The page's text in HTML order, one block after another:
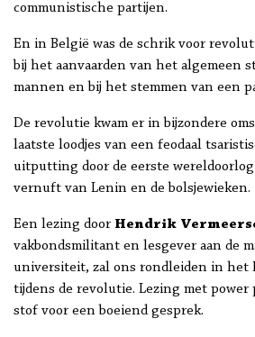
communistische partijen.
En in België was de schrik voor
bij het aanvaarden van het algemeen
mannen en bij het stemmen van een
De revolutie kwam er in bijzondere
laatste loodjes van een feodaal
uitputting door de eerste
vernuft van Lenin en de bolsjewieken.
Een lezing doorHendrik
vakbondsmilitant en lesgever aan de
universiteit, zal ons rondleiden in het
tijdens de revolutie. Lezing met
stof voor een boeiend gesprek.